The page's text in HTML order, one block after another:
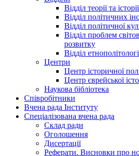
Відділ теорії та
Відділ політичних
Відділ політичної
Відділ проблем
розвитку
Відділ
Центри
Центр історичної
Центр єврейської
Наукова бібліотека
Співробітники
Вчена рада Інституту
Спеціалізована вчена рада
Склад ради
Оголошення
Дисертації
Реферати. Висновки про